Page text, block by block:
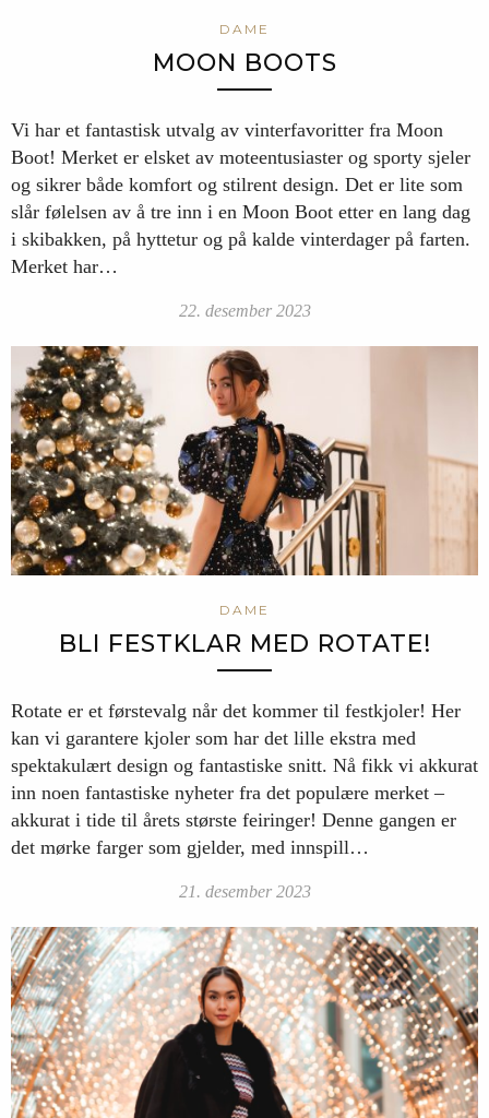
DAME
MOON BOOTS
Vi har et fantastisk utvalg av vinterfavoritter fra Moon
Boot! Merket er elsket av moteentusiaster og sporty sjeler
og sikrer både komfort og stilrent design. Det er lite som
slår følelsen av å tre inn i en Moon Boot etter en lang dag
i skibakken, på hyttetur og på kalde vinterdager på farten.
Merket har…
22. desember 2023
DAME
BLI FESTKLAR MED ROTATE!
Rotate er et førstevalg når det kommer til festkjoler! Her
kan vi garantere kjoler som har det lille ekstra med
spektakulært design og fantastiske snitt. Nå fikk vi akkurat
inn noen fantastiske nyheter fra det populære merket –
akkurat i tide til årets største feiringer! Denne gangen er
det mørke farger som gjelder, med innspill…
21. desember 2023